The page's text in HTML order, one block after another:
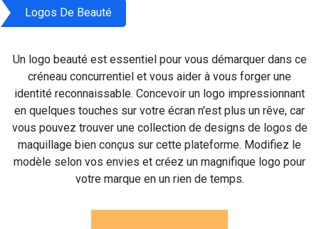
Logos De Beauté
Un logo beauté est essentiel pour vous démarquer dans ce
créneau concurrentiel et vous aider à vous forger une
identité reconnaissable. Concevoir un logo impressionnant
en quelques touches sur votre écran n'est plus un rêve, car
vous pouvez trouver une collection de designs de logos de
maquillage bien conçus sur cette plateforme. Modifiez le
modèle selon vos envies et créez un magnifique logo pour
votre marque en un rien de temps.